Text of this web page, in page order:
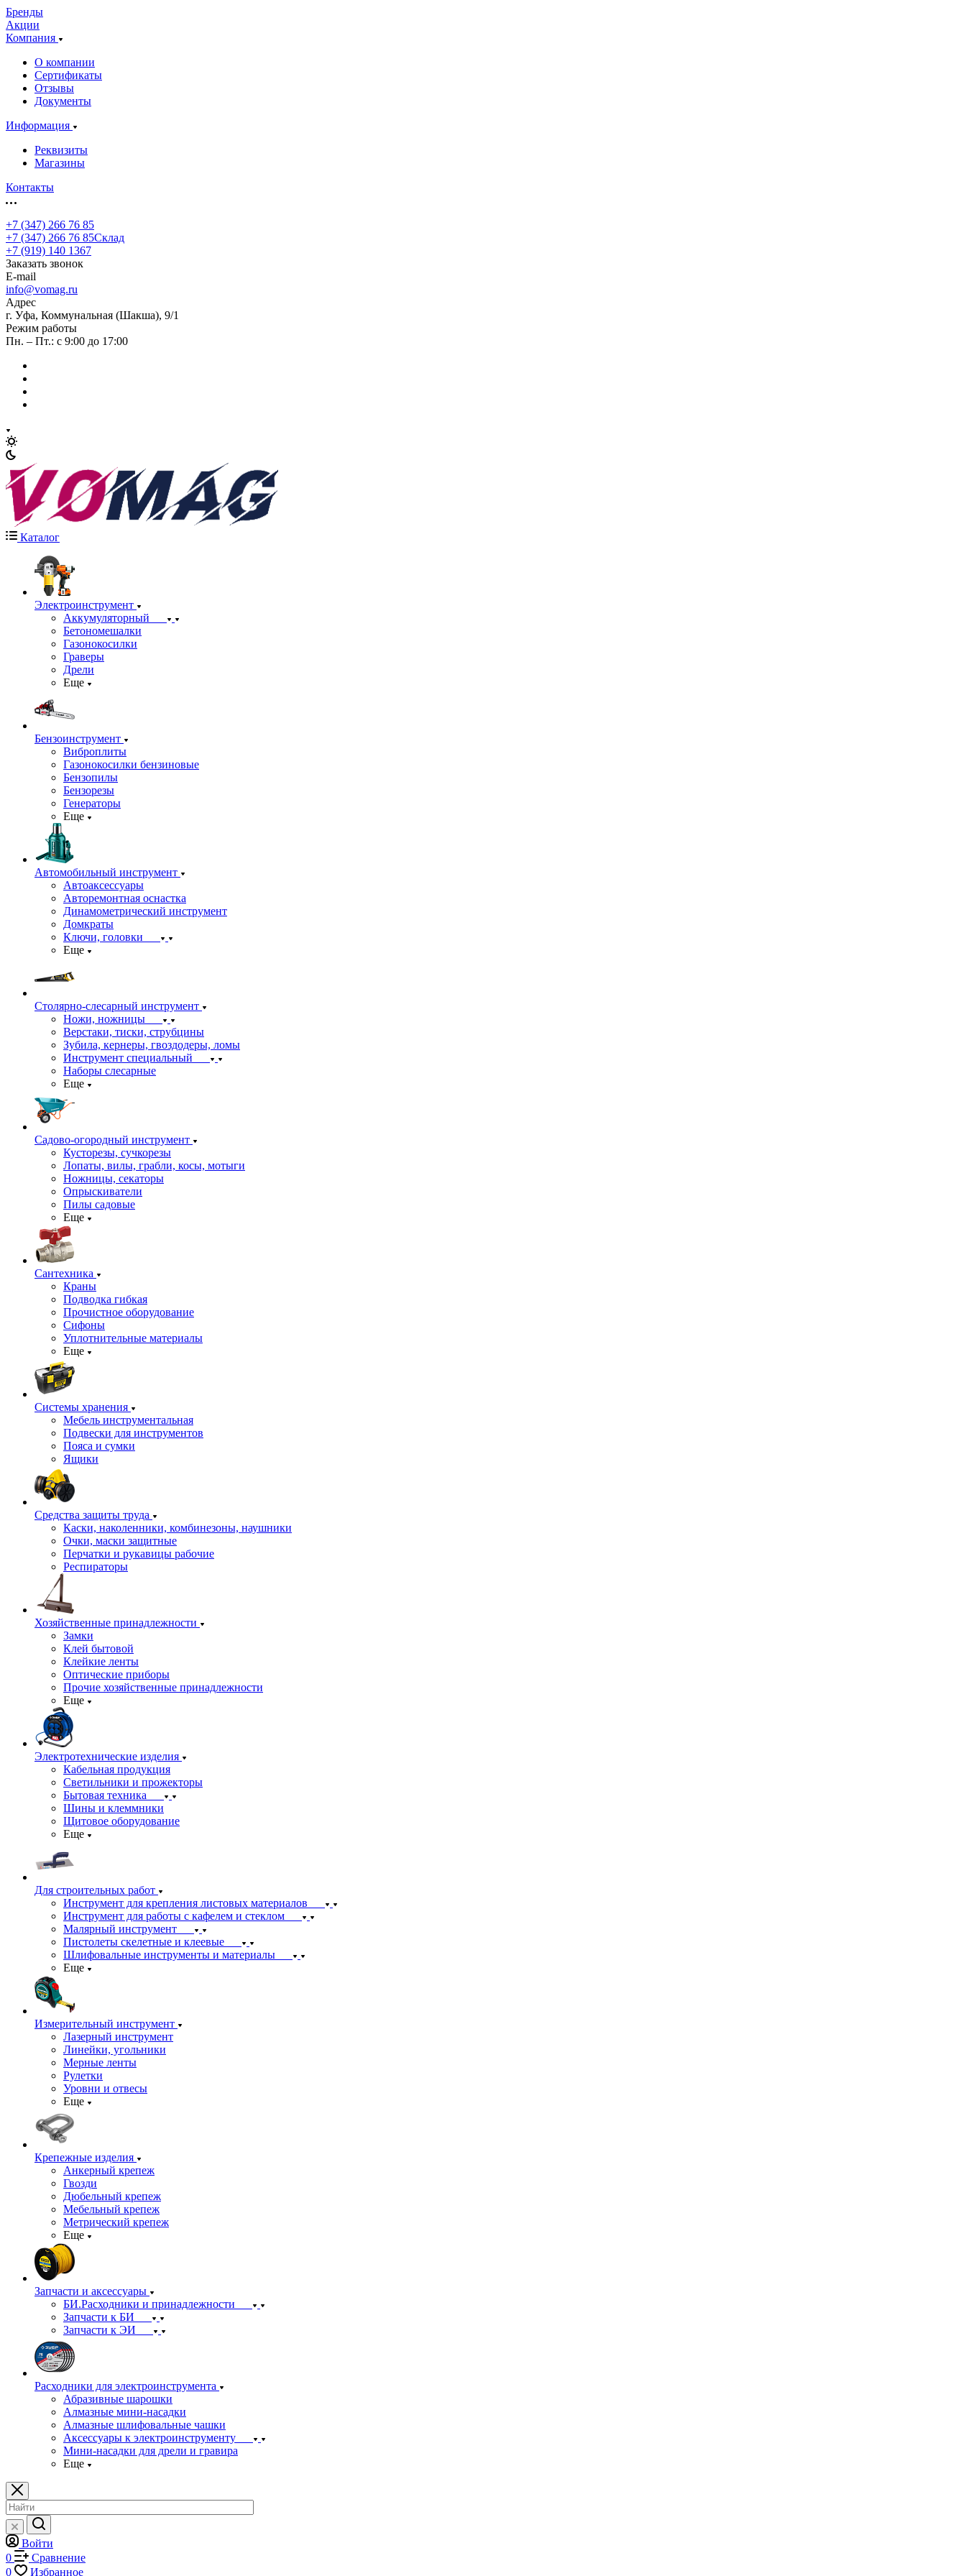
Бренды
Акции
Компания
О компании
Сертификаты
Отзывы
Документы
Информация
Реквизиты
Магазины
Контакты
+7 (347) 266 76 85
+7 (347) 266 76 85Склад
+7 (919) 140 1367
Заказать звонок
E-mail
info@vomag.ru
Адрес
г. Уфа, Коммунальная (Шакша), 9/1
Режим работы
Пн. – Пт.: с 9:00 до 17:00
Каталог
Электроинструмент
Аккумуляторный
Бетономешалки
Газонокосилки
Граверы
Дрели
Еще
Бензоинструмент
Виброплиты
Газонокосилки бензиновые
Бензопилы
Бензорезы
Генераторы
Еще
Автомобильный инструмент
Автоаксессуары
Авторемонтная оснастка
Динамометрический инструмент
Домкраты
Ключи, головки
Еще
Столярно-слесарный инструмент
Ножи, ножницы
Верстаки, тиски, струбцины
Зубила, кернеры, гвоздодеры, ломы
Инструмент специальный
Наборы слесарные
Еще
Садово-огородный инструмент
Кусторезы, сучкорезы
Лопаты, вилы, грабли, косы, мотыги
Ножницы, секаторы
Опрыскиватели
Пилы садовые
Еще
Сантехника
Краны
Подводка гибкая
Прочистное оборудование
Сифоны
Уплотнительные материалы
Еще
Системы хранения
Мебель инструментальная
Подвески для инструментов
Пояса и сумки
Ящики
Средства защиты труда
Каски, наколенники, комбинезоны, наушники
Очки, маски защитные
Перчатки и рукавицы рабочие
Респираторы
Хозяйственные принадлежности
Замки
Клей бытовой
Клейкие ленты
Оптические приборы
Прочие хозяйственные принадлежности
Еще
Электротехнические изделия
Кабельная продукция
Светильники и прожекторы
Бытовая техника
Шины и клеммники
Щитовое оборудование
Еще
Для строительных работ
Инструмент для крепления листовых материалов
Инструмент для работы с кафелем и стеклом
Малярный инструмент
Пистолеты скелетные и клеевые
Шлифовальные инструменты и материалы
Еще
Измерительный инструмент
Лазерный инструмент
Линейки, угольники
Мерные ленты
Рулетки
Уровни и отвесы
Еще
Крепежные изделия
Анкерный крепеж
Гвозди
Дюбельный крепеж
Мебельный крепеж
Метрический крепеж
Еще
Запчасти и аксессуары
БИ.Расходники и принадлежности
Запчасти к БИ
Запчасти к ЭИ
Расходники для электроинструмента
Абразивные шарошки
Алмазные мини-насадки
Алмазные шлифовальные чашки
Аксессуары к электроинструменту
Мини-насадки для дрели и гравира
Еще
Войти
0
Сравнение
0
Избранное